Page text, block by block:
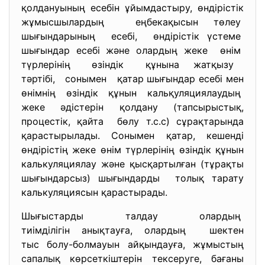
қолдануының есебін ұйымдастыру, өндірістік
жұмысшылардың еңбекақысын төлеу
шығындарының есебі, өндірістік үстеме
шығындар есебі және олардың жеке өнім
түрлерінің өзіндік құнына жатқызу
тәртібі, сонымен қатар шығындар есебі мен
өнімнің өзіндік құнын кальқуляциялаудың
жеке әдістерін қолдану (тапсырыстық,
процестік, қайта бөлу т.с.с) сұрақтарында
қарастырылады. Сонымен қатар, кешенді
өндірістің жеке өнім түрлерінің өзіндік құнын
калькуляциялау және қысқартылған (тұрақты
шығындарсыз) шығындарды толық тарату
калькуляциясын қарастырады.
Шығыстарды талдау олардың
тиімділігін анықтауға, олардың шектен
тыс болу-болмауын айқындауға, жұмыстың
сапалық көрсеткіштерін тексеруге, бағаны